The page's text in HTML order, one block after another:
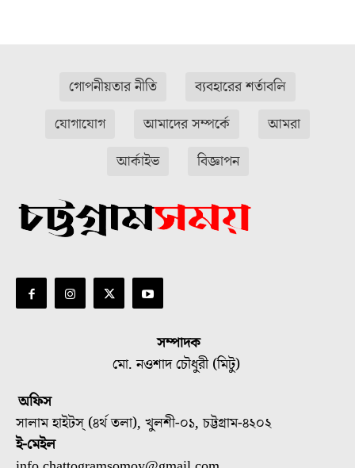
গোপনীয়তার নীতি
ব্যবহারের শর্তাবলি
যোগাযোগ
আমাদের সম্পর্কে
আমরা
আর্কাইভ
বিজ্ঞাপন
সম্পাদক
মো. নওশাদ চৌধুরী (মিটু)
অফিস
সালাম হাইটস্ (৪র্থ তলা), খুলশী-০১, চট্টগ্রাম-৪২০২
ই-মেইল